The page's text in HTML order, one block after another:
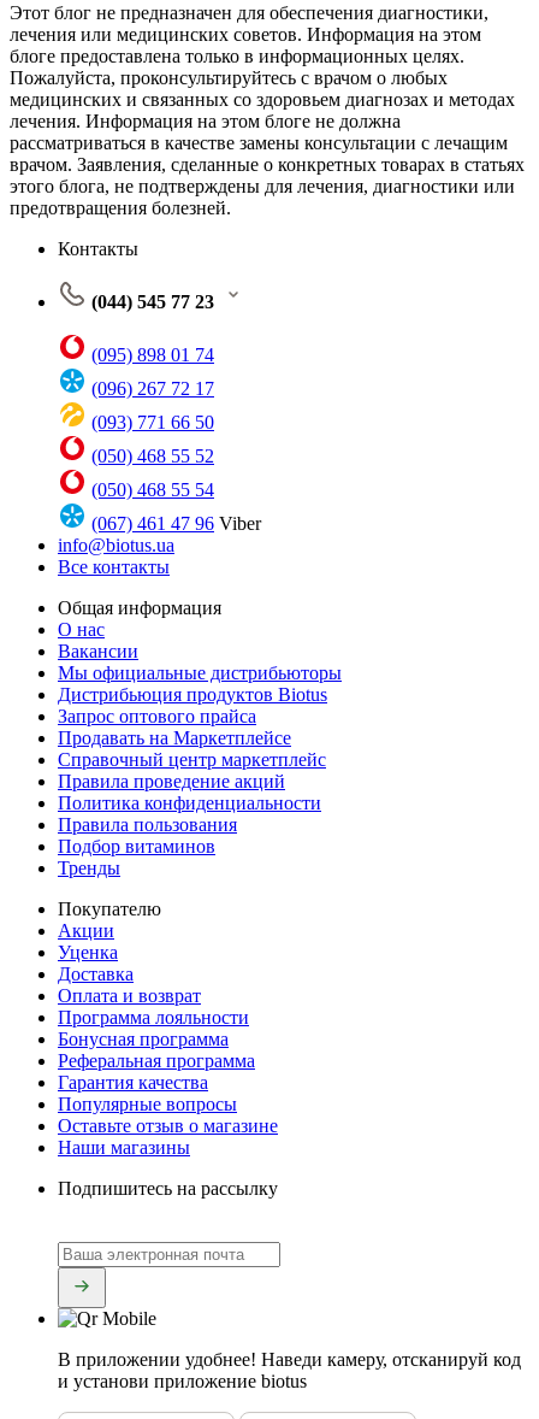
Этот блог не предназначен для обеспечения диагностики,
лечения или медицинских советов. Информация на этом
блоге предоставлена только в информационных целях.
Пожалуйста, проконсультируйтесь с врачом о любых
медицинских и связанных со здоровьем диагнозах и методах
лечения. Информация на этом блоге не должна
рассматриваться в качестве замены консультации с лечащим
врачом. Заявления, сделанные о конкретных товарах в статьях
этого блога, не подтверждены для лечения, диагностики или
предотвращения болезней.
Контакты
(044) 545 77 23
(095) 898 01 74
(096) 267 72 17
(093) 771 66 50
(050) 468 55 52
(050) 468 55 54
(067) 461 47 96 Viber
info@biotus.ua
Все контакты
Общая информация
О нас
Вакансии
Мы официальные дистрибьюторы
Дистрибьюция продуктов Biotus
Запрос оптового прайса
Продавать на Маркетплейсе
Справочный центр маркетплейс
Правила проведение акций
Политика конфиденциальности
Правила пользования
Подбор витаминов
Тренды
Покупателю
Акции
Уценка
Доставка
Оплата и возврат
Программа лояльности
Бонусная программа
Реферальная программа
Гарантия качества
Популярные вопросы
Оставьте отзыв о магазине
Наши магазины
Подпишитесь на рассылку
В приложении удобнее! Наведи камеру, отсканируй код
и установи приложение biotus